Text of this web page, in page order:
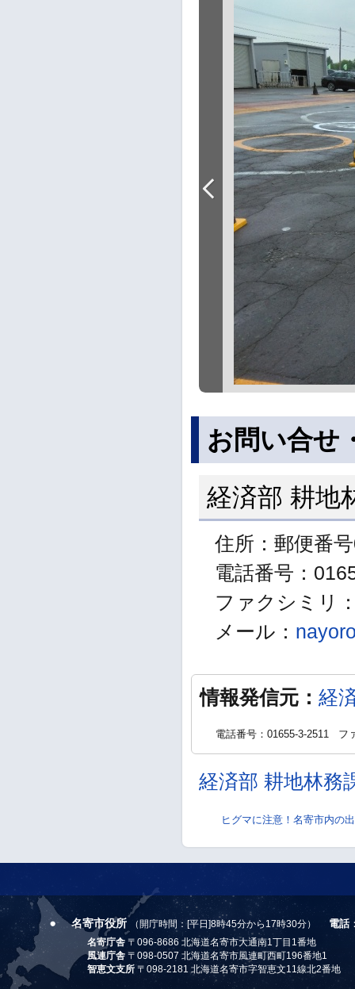
お問い合せ
経済部 耕地
住所：郵便番
電話番号：
ファクシミリ
メール：
情報発信元： 経
電話番号：01655-3-2511 フ
経済部 耕地林務
ヒグマに注意！名寄市内の
名寄市役所 （開庁時間：[平日]8時45分から17時30分） 電話
名寄庁舎 〒096-8686 北海道名寄市大通南1丁目1番地
風連庁舎 〒098-0507 北海道名寄市風連町西町196番地1
智恵文支所 〒098-2181 北海道名寄市字智恵文11線北2番地